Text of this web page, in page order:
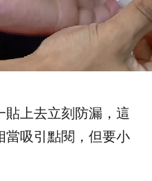
貼上去立刻防漏，這
當吸引點閱，但要小